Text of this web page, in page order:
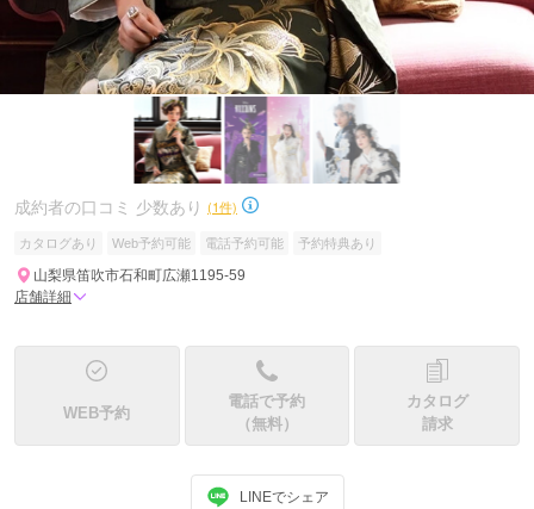
成約者の口コミ 少数あり (1件)
カタログあり Web予約可能 電話予約可能 予約特典あり
山梨県笛吹市石和町広瀬1195-59
店舗詳細
WEB予約
電話で予約
（無料）
カタログ
請求
LINEでシェア